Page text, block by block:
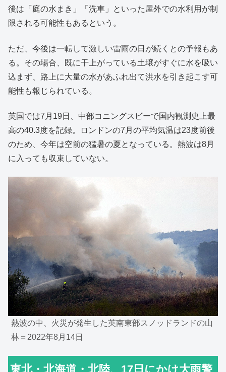
後は「庭の水まき」「洗車」といった屋外での水利用が制
限される可能性もあるという。
ただ、今後は一転して激しい雷雨の日が続くとの予報もあ
る。その場合、既に干上がっている土壌がすぐに水を吸い
込まず、路上に大量の水があふれ出て洪水を引き起こす可
能性も報じられている。
英国では7月19日、中部コニングスビーで国内観測史上最
高の40.3度を記録。ロンドンの7月の平均気温は23度前後
のため、今年は空前の猛暑の夏となっている。熱波は8月
に入っても収束していない。
熱波の中、火災が発生した英南東部スノッドランドの山
林＝2022年8月14日
東北・北海道・北陸、17日にかけ大雨警